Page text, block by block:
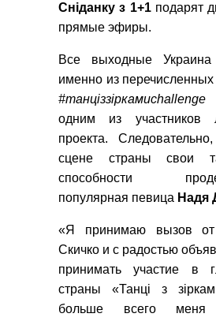
Сніданку з 1+1подарят
прямые эфиры.
Все выходные Украина
именно из перечисленных
#танціззіркамиchallenge
одним из участников
проекта.
сцене страны свои
способности
популярная певица Надя
«Я принимаю вызов от
Скичко и с радостью
принимать участие в
страны «Танці з
больше всего меня